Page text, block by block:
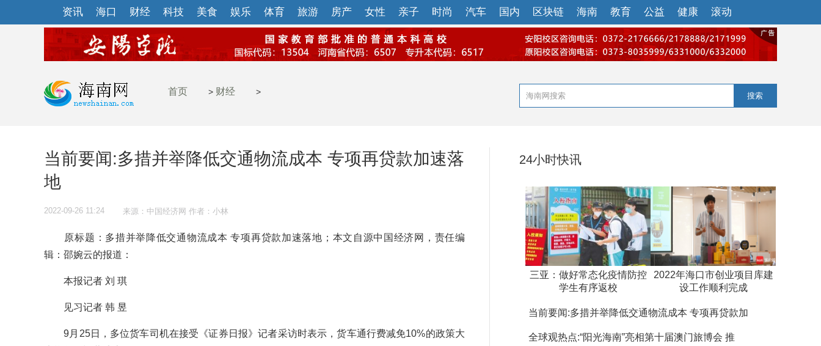
资讯 海口 财经 科技 美食 娱乐 体育 旅游 房产 女性 亲子 时尚 汽车 国内 区块链 海南 教育 公益 健康 滚动
首页 > 财经 > 搜索
当前要闻:多措并举降低交通物流成本 专项再贷款加速落
地
2022-09-26 11:24 来源：中国经济网 作者：小林
原标题：多措并举降低交通物流成本 专项再贷款加速落地；本文自源中国经济网，责任编
辑：邵婉云的报道：
本报记者 刘 琪
见习记者 韩 昱
9月25日，多位货车司机在接受《证券日报》记者采访时表示，货车通行费减免10%的政策大
24小时快讯
三亚：做好常态化疫情防控
学生有序返校
2022年海口市创业项目库建
设工作顺利完成
当前要闻:多措并举降低交通物流成本 专项再贷款加
全球观热点:“阳光海南”亮相第十届澳门旅博会 推